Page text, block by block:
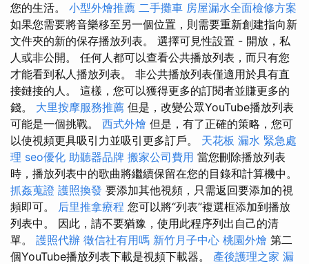
您的生活。 小型外燴推薦 二手攤車 房屋漏水全面檢修方案
如果您需要將音樂移至另一個位置，則需要重新創建指向新
文件夾的新的保存播放列表。 選擇可見性設置 - 開放，私
人或非公開。 任何人都可以查看公共播放列表，而只有您
才能看到私人播放列表。 非公共播放列表僅適用於具有直
接鏈接的人。 這樣，您可以獲得更多的訂閱者並賺更多的
錢。 大里按摩服務推薦 但是，改變公眾YouTube播放列表
可能是一個挑戰。 西式外燴 但是，有了正確的策略，您可
以使視頻更具吸引力並吸引更多訂戶。 天花板 漏水 緊急處
理 seo優化 助聽器品牌 搬家公司費用 當您刪除播放列表
時，播放列表中的歌曲將繼續保留在您的目錄和計算機中。
抓姦蒐證 護照換發 要添加其他視頻，只需返回要添加的視
頻即可。 后里推拿療程 您可以將“列表”複選框添加到播放
列表中。 因此，請不要猶豫，使用此程序列出自己的清
單。 護照代辦 徵信社有用嗎 新竹月子中心 桃園外燴 第二
個YouTube播放列表下載是視頻下載器。 產後護理之家 漏